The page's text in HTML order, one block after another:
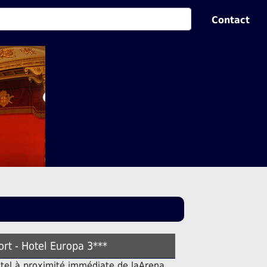
Contact
- Hotel Europa 3***